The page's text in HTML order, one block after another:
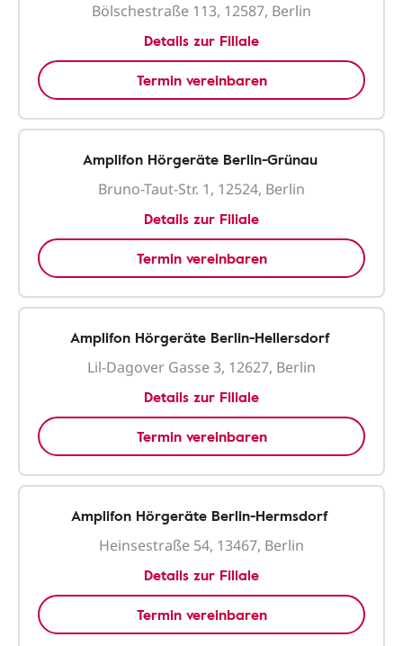
Bölschestraße 113, 12587, Berlin
Details zur Filiale
Termin vereinbaren
Amplifon Hörgeräte Berlin-Grünau
Bruno-Taut-Str. 1, 12524, Berlin
Details zur Filiale
Termin vereinbaren
Amplifon Hörgeräte Berlin-Hellersdorf
Lil-Dagover Gasse 3, 12627, Berlin
Details zur Filiale
Termin vereinbaren
Amplifon Hörgeräte Berlin-Hermsdorf
Heinsestraße 54, 13467, Berlin
Details zur Filiale
Termin vereinbaren